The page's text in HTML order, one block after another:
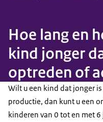
Hoe lang en
kind jonger
optreden of
Wilt u een kind dat jonger
productie, dan kunt u een
kinderen van 0 tot en met